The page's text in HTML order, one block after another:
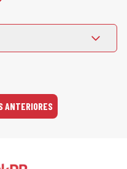
ANTERIORES